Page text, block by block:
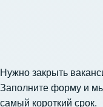
Нужно закрыть
Заполните форму и
самый короткий срок.